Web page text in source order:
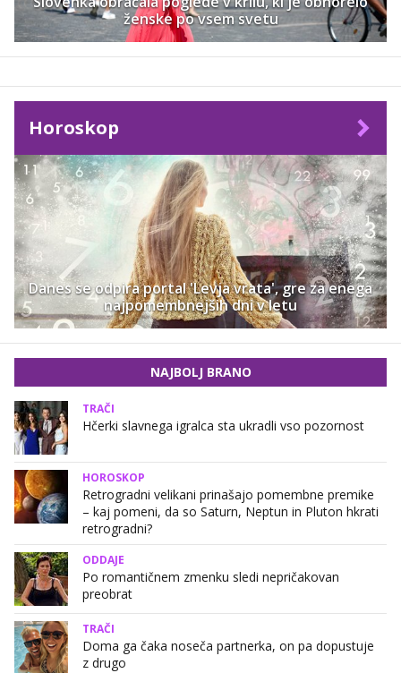
ženske po vsem svetu
Horoskop
Danes se odpira portal 'Levja vrata', gre za enega
najpomembnejših dni v letu
NAJBOLJ BRANO
TRAČI
Hčerki slavnega igralca sta ukradli vso pozornost
HOROSKOP
Retrogradni velikani prinašajo pomembne premike
– kaj pomeni, da so Saturn, Neptun in Pluton hkrati
retrogradni?
ODDAJE
Po romantičnem zmenku sledi nepričakovan
preobrat
TRAČI
Doma ga čaka noseča partnerka, on pa dopustuje
z drugo